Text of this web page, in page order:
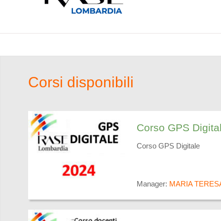
Corsi disponibili
Corso GPS
Corso GPS Digitale
Manager: MARIA